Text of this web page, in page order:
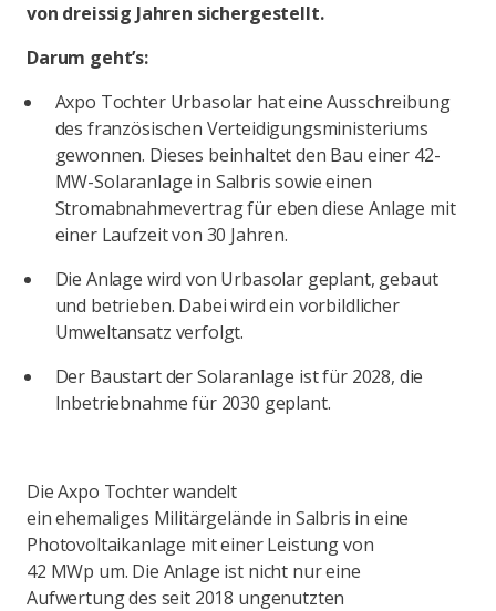
von dreissig Jahren sichergestellt.
Darum geht’s:
Axpo Tochter Urbasolar hat eine Ausschreibung
des französischen Verteidigungsministeriums
gewonnen. Dieses beinhaltet den Bau einer 42-
MW-Solaranlage in Salbris sowie einen
Stromabnahmevertrag für eben diese Anlage mit
einer Laufzeit von 30 Jahren.
Die Anlage wird von Urbasolar geplant, gebaut
und betrieben. Dabei wird ein vorbildlicher
Umweltansatz verfolgt.
Der Baustart der Solaranlage ist für 2028, die
Inbetriebnahme für 2030 geplant.
Die Axpo Tochter wandelt
ein ehemaliges Militärgelände in Salbris in eine
Photovoltaikanlage mit einer Leistung von
42 MWp um. Die Anlage ist nicht nur eine
Aufwertung des seit 2018 ungenutzten